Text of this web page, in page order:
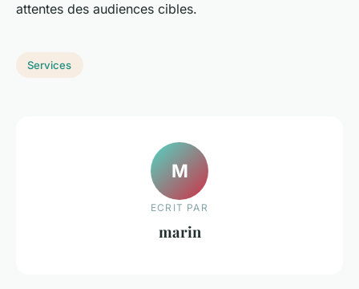
attentes des audiences cibles.
Services
M
ECRIT PAR
marin